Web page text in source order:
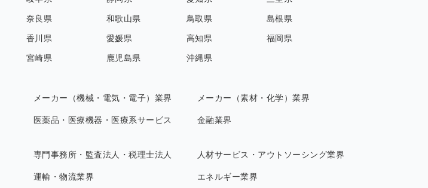
奈良県 和歌山県 鳥取県 島根県
香川県 愛媛県 高知県 福岡県
宮崎県 鹿児島県 沖縄県
メーカー（機械・電気・電子）業界 メーカー（素材・化学）業界
医薬品・医療機器・医療系サービス 金融業界
専門事務所・監査法人・税理士法人 人材サービス・アウトソーシング業界
運輸・物流業界 エネルギー業界